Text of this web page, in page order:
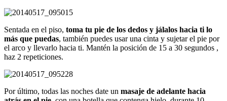
Sentada en el piso, toma tu pie de los dedos y jálalos hacia ti lo
más que puedas, también puedes usar una cinta y sujetar el pie por
el arco y llevarlo hacia ti. Mantén la posición de 15 a 30 segundos ,
haz 2 repeticiones.
Por último, todas las noches date un masaje de adelante hacia